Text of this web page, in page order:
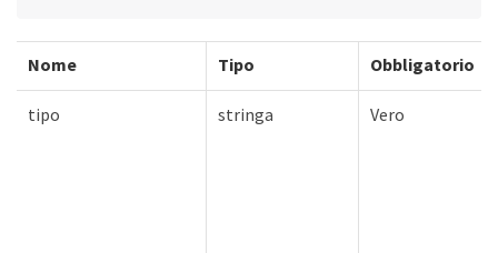
Nome Tipo Obbligatorio
tipo stringa Vero